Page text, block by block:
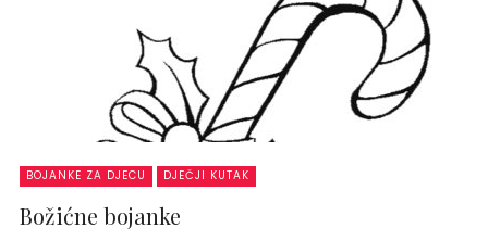
BOJANKE ZA DJECU DJEČJI KUTAK
Božićne bojanke